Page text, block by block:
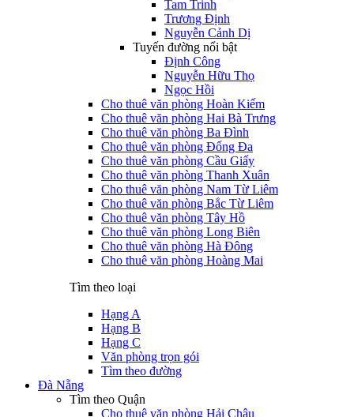
Tam Trinh
Trương Định
Nguyễn Cảnh Dị
Tuyến đường nổi bật
Định Công
Nguyễn Hữu Thọ
Ngọc Hồi
Cho thuê văn phòng Hoàn Kiếm
Cho thuê văn phòng Hai Bà Trưng
Cho thuê văn phòng Ba Đình
Cho thuê văn phòng Đống Đa
Cho thuê văn phòng Cầu Giấy
Cho thuê văn phòng Thanh Xuân
Cho thuê văn phòng Nam Từ Liêm
Cho thuê văn phòng Bắc Từ Liêm
Cho thuê văn phòng Tây Hồ
Cho thuê văn phòng Long Biên
Cho thuê văn phòng Hà Đông
Cho thuê văn phòng Hoàng Mai
Tìm theo loại
Hạng A
Hạng B
Hạng C
Văn phòng trọn gói
Tìm theo đường
Đà Nẵng
Tìm theo Quận
Cho thuê văn phòng Hải Châu